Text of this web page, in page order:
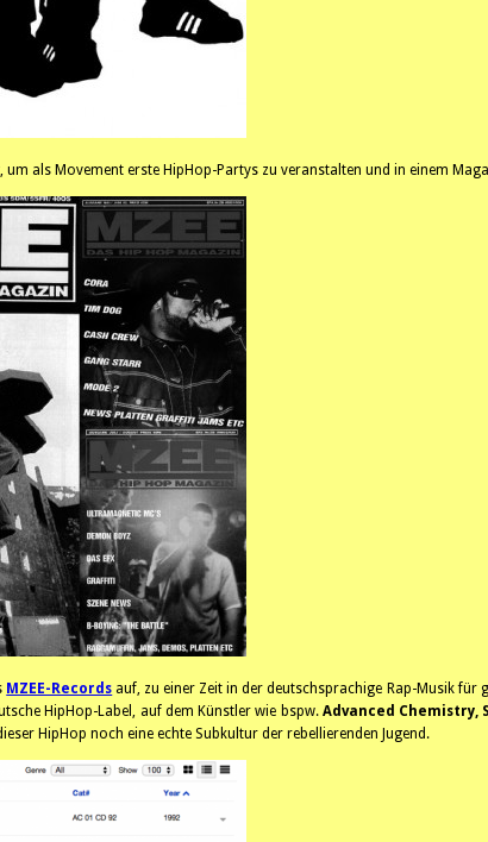
um als Movement erste HipHop-Partys zu veranstalten und in einem
MZEE-Records auf, zu einer Zeit in der deutschsprachige Rap-Musik
HipHop-Label, auf dem Künstler wie bspw. Advanced Chemistry,
HipHop noch eine echte Subkultur der rebellierenden Jugend.